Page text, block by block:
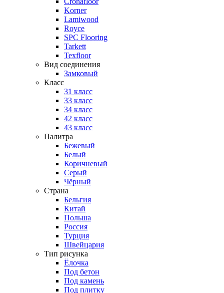
Korner
Lamiwood
Royce
SPC Flooring
Tarkett
Texfloor
Вид соединения
Замковый
Класс
31 класс
33 класс
34 класс
42 класс
43 класс
Палитра
Бежевый
Белый
Коричневый
Серый
Чёрный
Страна
Бельгия
Китай
Польша
Россия
Турция
Швейцария
Тип рисунка
Ёлочка
Под бетон
Под камень
Под плитку